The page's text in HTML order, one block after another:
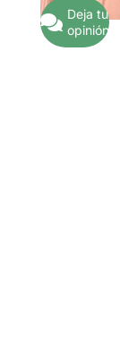
Deja tu
opinión